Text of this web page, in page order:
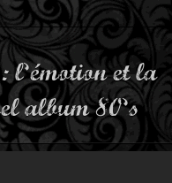
l’émotion et la
album 80’s